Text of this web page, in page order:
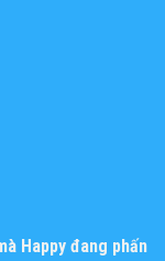
Happy đang phấn